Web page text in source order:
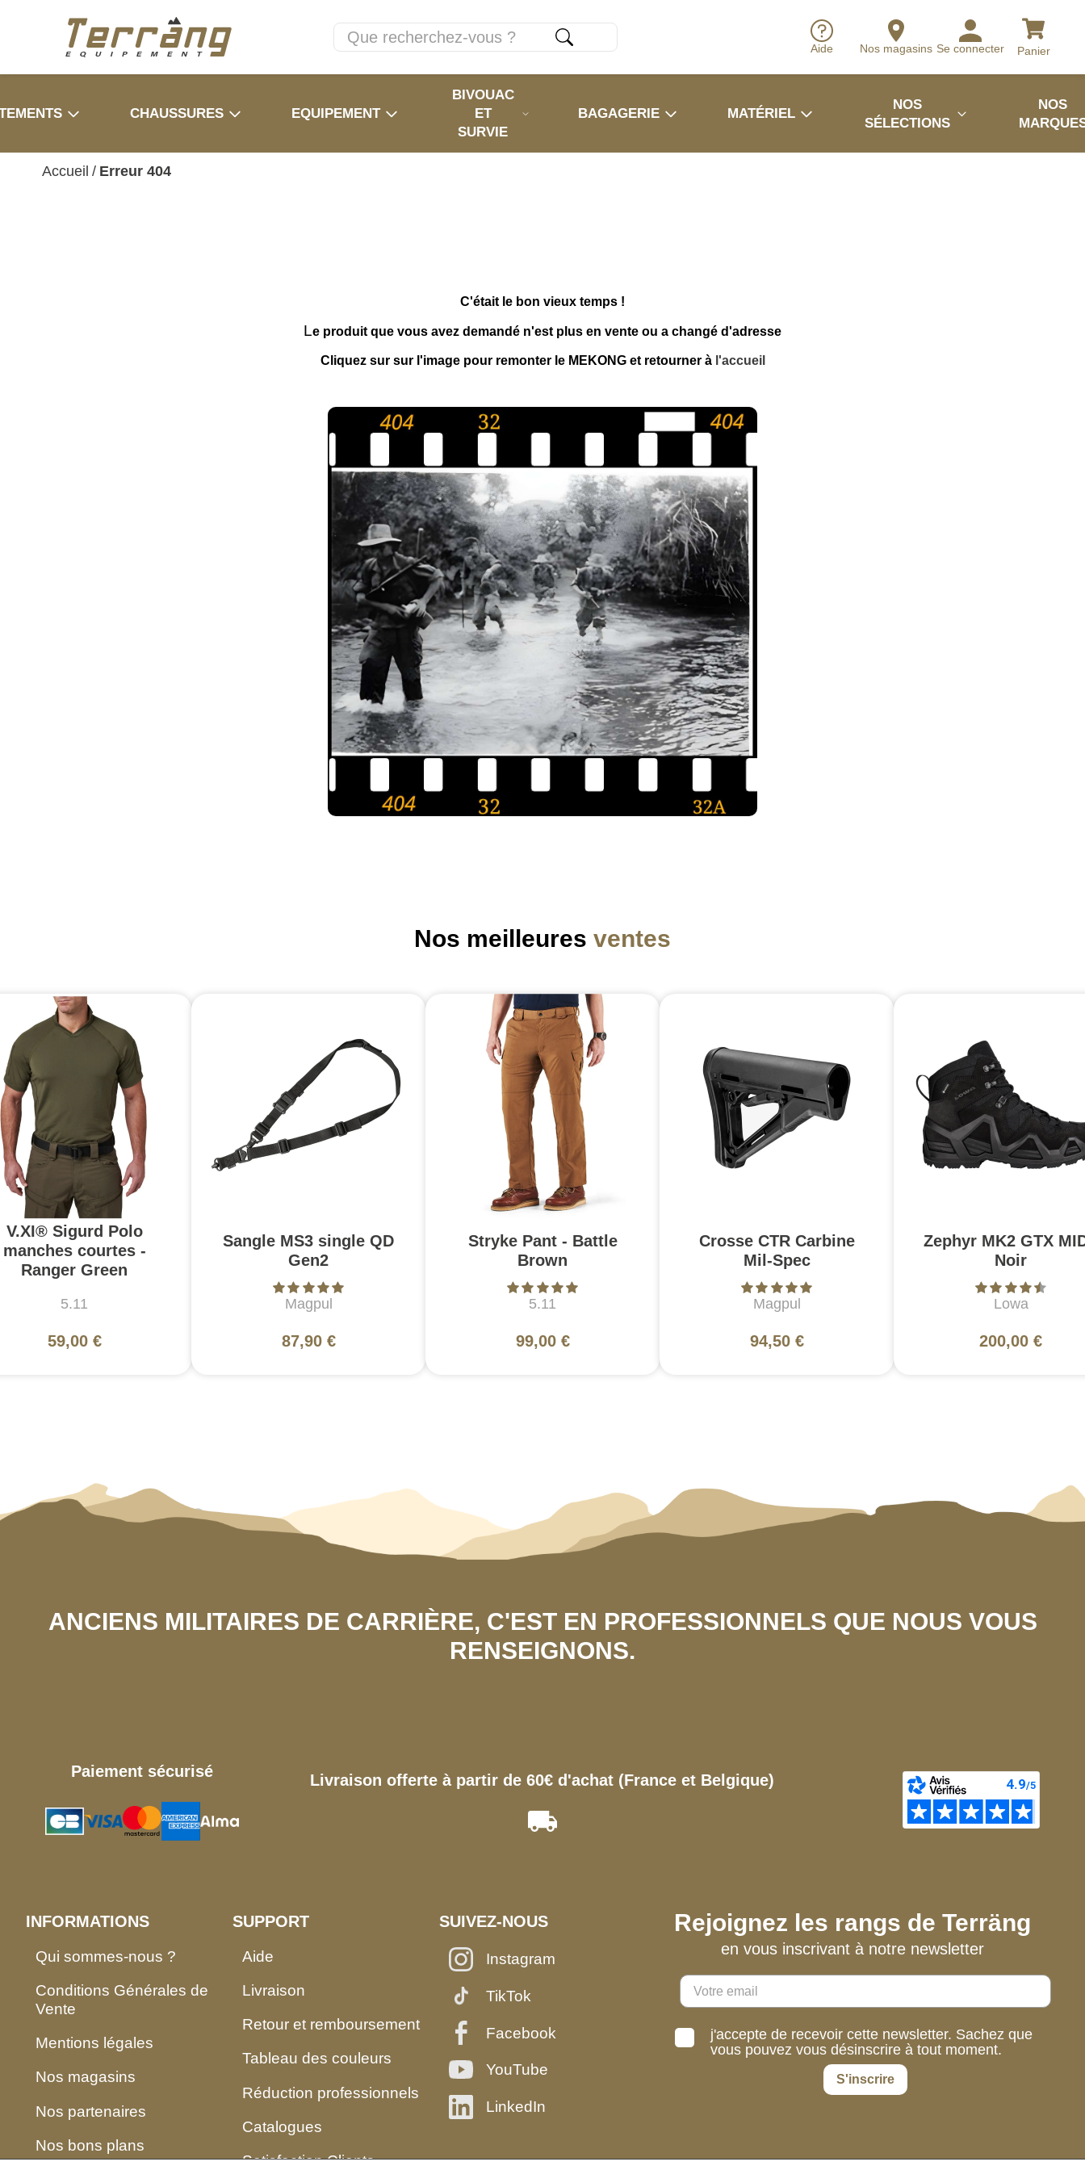
Aide Nos magasins Se connecter Panier
CHAUSSURES EQUIPEMENT
BIVOUAC
ET
SURVIE
BAGAGERIE MATÉRIEL
NOS
SÉLECTIONS
NOS
Accueil / Erreur 404
C'était le bon vieux temps !
Le produit que vous avez demandé n'est plus en vente ou a changé d'adresse
Cliquez sur sur l'image pour remonter le MEKONG et retourner à l'accueil
Nos meilleures ventes
V.XI® Sigurd Polo
manches courtes -
Ranger Green
5.11
59,00 €
Sangle MS3 single QD
Gen2
Magpul
87,90 €
Stryke Pant - Battle
Brown
5.11
99,00 €
Crosse CTR Carbine
Mil-Spec
Magpul
94,50 €
Zephyr MK2 GTX
Noir
Lowa
200,00 €
ANCIENS MILITAIRES DE CARRIÈRE, C'EST EN PROFESSIONNELS QUE NOUS VOUS
RENSEIGNONS.
Paiement sécurisé Livraison offerte à partir de 60€ d'achat (France et Belgique)
INFORMATIONS
Qui sommes-nous ?
Conditions Générales de
Vente
Mentions légales
Nos magasins
Nos partenaires
Nos bons plans
SUPPORT
Aide
Livraison
Retour et remboursement
Tableau des couleurs
Réduction professionnels
Catalogues
Satisfaction Clients
SUIVEZ-NOUS
Instagram
TikTok
Facebook
YouTube
LinkedIn
Rejoignez les rangs de Terräng
en vous inscrivant à notre newsletter
j'accepte de recevoir cette newsletter. Sachez que
vous pouvez vous désinscrire à tout moment.
S'inscrire